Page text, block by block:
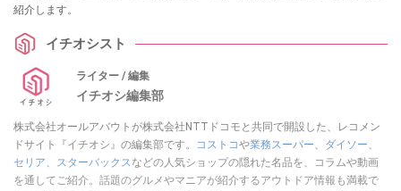
紹介します。
イチオシスト
ライター / 編集
イチオシ編集部
株式会社オールアバウトが株式会社NTTドコモと共同で開設した、レコメン
ドサイト『イチオシ』の編集部です。
コストコや業務スーパー、 ダイソー、
セリア、 スターバックスなどの人気ショップの隠れた名品を、コラムや動画
を通してご紹介。話題のグルメやマニアが紹介するアウトドア情報も満載で